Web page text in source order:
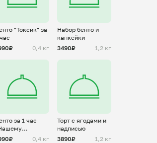
"Токсик" за
0,4 кг
Набор бенто и
капкейки
3490₽
1,2 кг
за 1 час
для
0,4 кг
Торт с ягодами и
надписью
3890₽
1,2 кг